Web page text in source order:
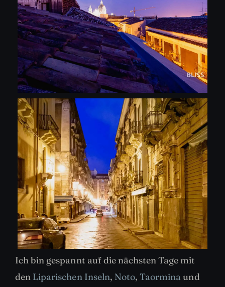
Ich bin gespannt auf die nächsten Tage mit
den Liparischen Inseln, Noto,Taormina und